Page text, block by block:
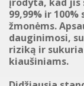
99,99% ir
žmonėms.
dauginimosi,
riziką ir
kiaušiniams.